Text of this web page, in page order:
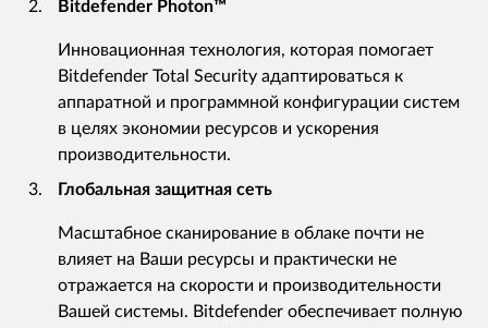
Bitdefender Photon™
Инновационная технология, которая помогает
Bitdefender Total Security адаптироваться к
аппаратной и программной конфигурации систем
в целях экономии ресурсов и ускорения
производительности.
Глобальная защитная сеть
Масштабное сканирование в облаке почти не
влияет на Ваши ресурсы и практически не
отражается на скорости и производительности
Вашей системы. Bitdefender обеспечивает полную